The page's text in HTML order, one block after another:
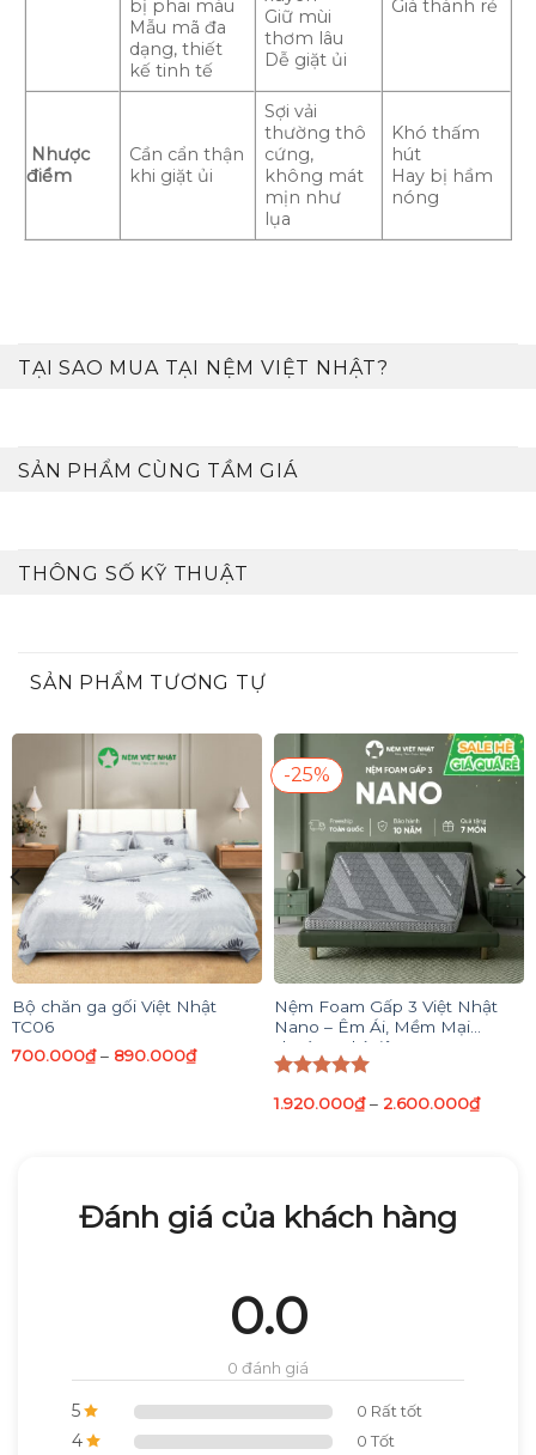
bị phai màu
Mẫu mã đa
dạng, thiết
kế tinh tế
Giữ mùi
thơm lâu
Dễ giặt ủi
Giá thành rẻ
Nhược
điểm
Cần cẩn thận
khi giặt ủi
Sợi vải
thường thô
cứng,
không mát
mịn như
lụa
Khó thấm
hút
Hay bị hầm
nóng
TẠI SAO MUA TẠI NỆM VIỆT NHẬT?
SẢN PHẨM CÙNG TẦM GIÁ
THÔNG SỐ KỸ THUẬT
SẢN PHẨM TƯƠNG TỰ
Bộ chăn ga gối Việt Nhật
TC06
700.000₫– 890.000₫
-25%
Nệm Foam Gấp 3 Việt Nhật
Nano – Êm Ái, Mềm Mại
Thoáng Khí Tiện Dụng
hạng5.00
1.920.000₫– 2.600.000₫
Đánh giá của khách hàng
0.0
0 đánh giá
5 0 Rất tốt
4 0 Tốt